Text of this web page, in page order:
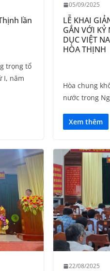
lần
trọng tổ
I, năm
05/09/2025
LỄ KHAI
GẮN VỚI
DỤC VIỆT
HÒA THỊNH
Hòa chung
nước trong
Xem thêm
22/08/2025